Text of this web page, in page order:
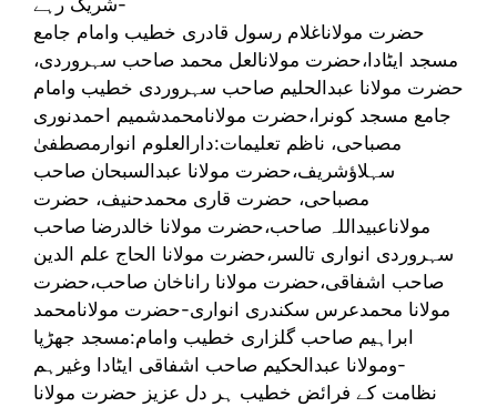
حضرت مولاناغلام رسول قادری خطیب وامام جامع
مسجد ایٹادا،حضرت مولانالعل محمد صاحب سہروردی،
حضرت مولانا عبدالحلیم صاحب سہروردی خطیب وامام
جامع مسجد کونرا،حضرت مولانامحمدشمیم احمدنوری
مصباحی، ناظم تعلیمات:دارالعلوم انوارمصطفیٰ
سہلاؤشریف،حضرت مولانا عبدالسبحان صاحب
مصباحی، حضرت قاری محمدحنیف، حضرت
مولاناعبیداللہ صاحب،حضرت مولانا خالدرضا صاحب
سہروردی انواری تالسر،حضرت مولانا الحاج علم الدین
صاحب اشفاقی،حضرت مولانا راناخان صاحب،حضرت
مولانا محمدعرس سکندری انواری-حضرت مولانامحمد
ابراہیم صاحب گلزاری خطیب وامام:مسجد جھڑپا
ومولانا عبدالحکیم صاحب اشفاقی ایٹادا وغیرہم-
نظامت کے فرائض خطیب ہر دل عزیز حضرت مولانا